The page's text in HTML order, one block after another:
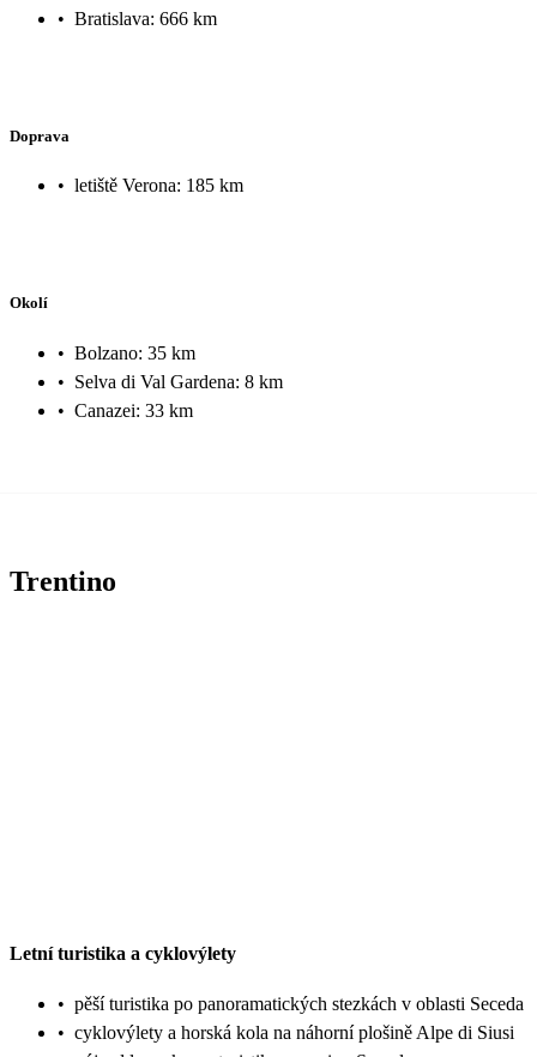
• Bratislava: 666 km
Doprava
• letiště Verona: 185 km
Okolí
• Bolzano: 35 km
• Selva di Val Gardena: 8 km
• Canazei: 33 km
Trentino
Letní turistika a cyklovýlety
• pěší turistika po panoramatických stezkách v oblasti Seceda
• cyklovýlety a horská kola na náhorní plošině Alpe di Siusi